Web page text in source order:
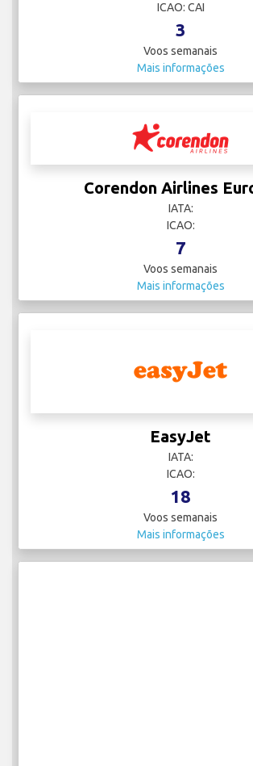
ICAO: CAI
3
Voos semanais
Mais informações
Corendon Airlines
IATA:
ICAO:
7
Voos semanais
Mais informações
EasyJet
IATA:
ICAO:
18
Voos semanais
Mais informações